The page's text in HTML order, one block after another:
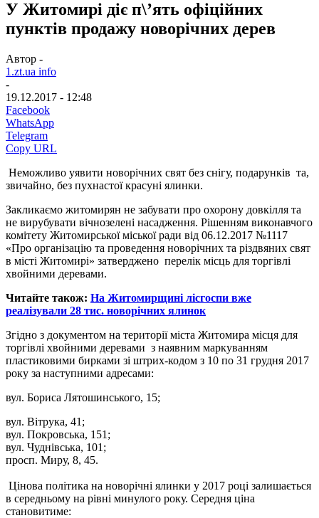
У Житомирі діє п\’ять офіційних
пунктів продажу новорічних дерев
Автор -
1.zt.ua info
-
19.12.2017 - 12:48
Facebook
WhatsApp
Telegram
Copy URL
Неможливо уявити новорічних свят без снігу, подарунків та,
звичайно, без пухнастої красуні ялинки.
Закликаємо житомирян не забувати про охорону довкілля та
не вирубувати вічнозелені насадження. Рішенням виконавчого
комітету Житомирської міської ради від 06.12.2017 №1117
«Про організацію та проведення новорічних та різдвяних свят
в місті Житомирі» затверджено перелік місць для торгівлі
хвойними деревами.
Читайте також: На Житомирщині лісгоспи вже
реалізували 28 тис. новорічних ялинок
Згідно з документом на території міста Житомира місця для
торгівлі хвойними деревами з наявним маркуванням
пластиковими бирками зі штрих-кодом з 10 по 31 грудня 2017
року за наступними адресами:
вул. Бориса Лятошинського, 15;
вул. Вітрука, 41;
вул. Покровська, 151;
вул. Чуднівська, 101;
просп. Миру, 8, 45.
Цінова політика на новорічні ялинки у 2017 році залишається
в середньому на рівні минулого року. Середня ціна
становитиме: